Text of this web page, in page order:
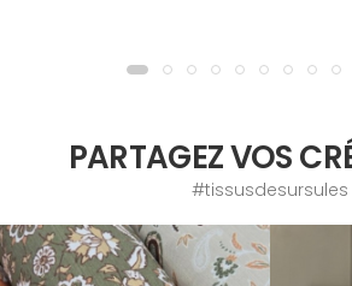
PARTAGEZ VOS
#tissusdesursules